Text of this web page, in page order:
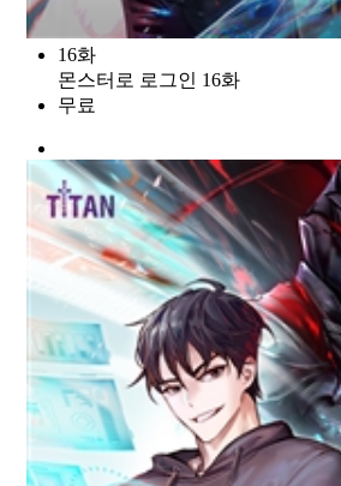
16화
몬스터로 로그인 16화
무료